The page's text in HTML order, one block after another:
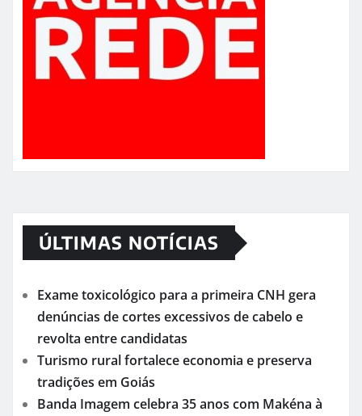
ÚLTIMAS NOTÍCIAS
Exame toxicológico para a primeira CNH gera
denúncias de cortes excessivos de cabelo e
revolta entre candidatas
Turismo rural fortalece economia e preserva
tradições em Goiás
Banda Imagem celebra 35 anos com Makéna à